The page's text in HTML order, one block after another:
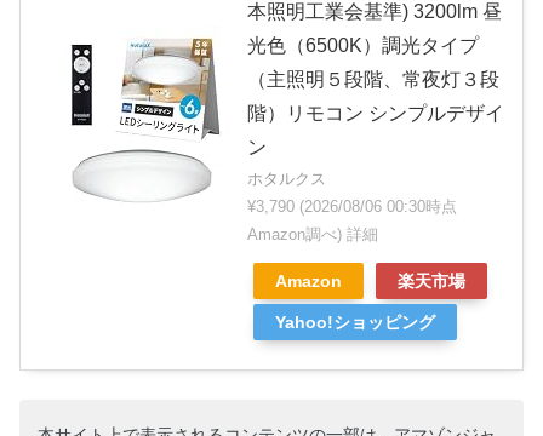
本照明工業会基準) 3200lm 昼
光色（6500K）調光タイプ
（主照明５段階、常夜灯３段
階）リモコン シンプルデザイ
ン
ホタルクス
¥3,790 (2026/08/06 00:30時点
Amazon調べ) 詳細
Amazon 楽天市場
Yahoo!ショッピング